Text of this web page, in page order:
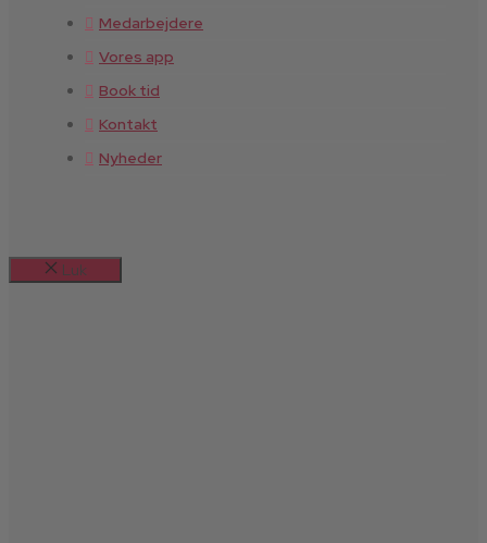
Medarbejdere
Vores app
Book tid
Kontakt
Nyheder
Luk